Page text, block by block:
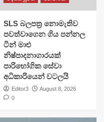
SLS බලපත්‍ර නොමැතිව
පවත්වාගෙන ගිය පන්නල
ටින් මාළු
නිෂ්පාදනාගාරයක්
පාරිභෝගික සේවා
අධිකාරියෙන් වටලයි
Editor3
August 8, 2026
0